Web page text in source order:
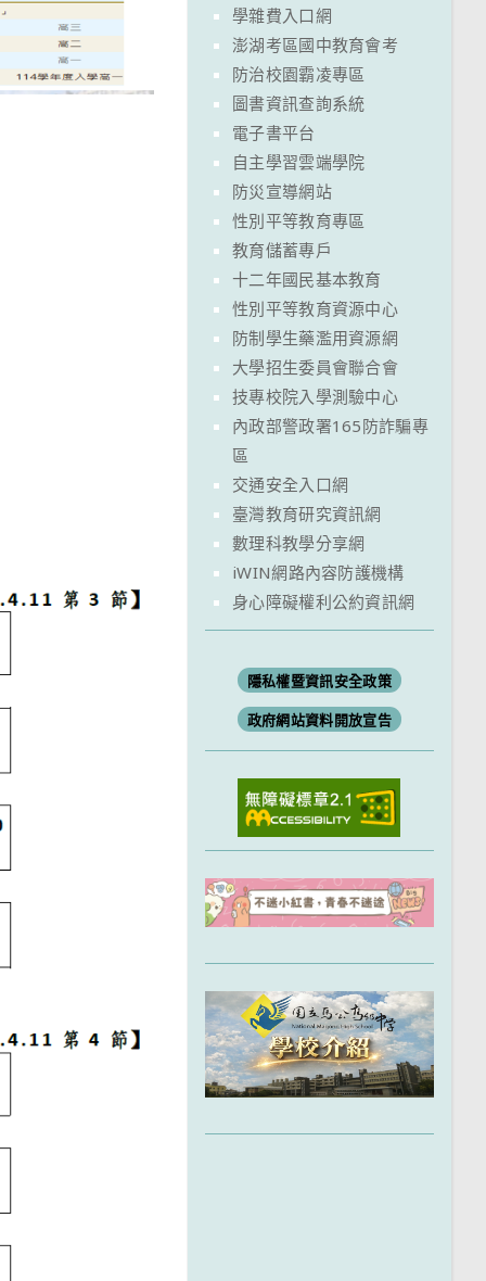
學雜費入口網
澎湖考區國中教育會考
防治校園霸凌專區
圖書資訊查詢系統
電子書平台
自主學習雲端學院
防災宣導網站
性別平等教育專區
教育儲蓄專戶
十二年國民基本教育
性別平等教育資源中心
防制學生藥濫用資源網
大學招生委員會聯合會
技專校院入學測驗中心
內政部警政署165防詐騙專
區
交通安全入口網
臺灣教育研究資訊網
數理科教學分享網
iWIN網路內容防護機構
身心障礙權利公約資訊網
隱私權暨資訊安全政策
政府網站資料開放宣告